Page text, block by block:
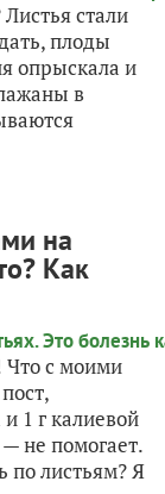
стали
плоды
опрыскала и
в
на
Как
Что с моими
1 г калиевой
не помогает.
по листьям? Я